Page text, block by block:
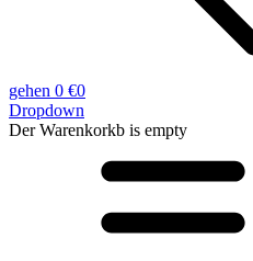
gehen 0 €0
Dropdown
Der Warenkorkb is empty